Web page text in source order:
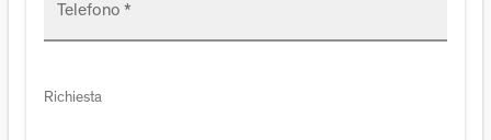
Telefono *
Richiesta